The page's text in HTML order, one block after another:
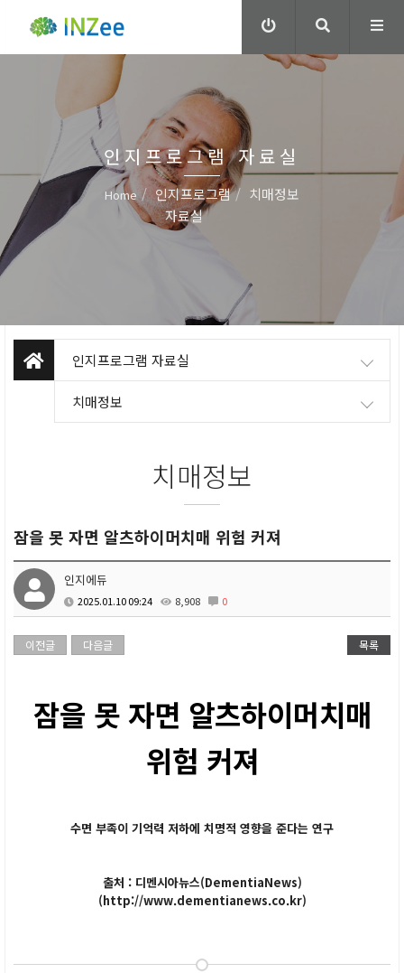
인지프로그램 자료실
Home
인지프로그램
자료실
치매정보
인지프로그램 자료실
치매정보
치매정보
잠을 못 자면 알츠하이머치매 위험 커져
인지에듀
2025.01.10 09:24 8,908 0
이전글 다음글 목록
잠을 못 자면 알츠하이머치매
위험 커져
수면 부족이 기억력 저하에 치명적 영향을 준다는 연구
출처 : 디멘시아뉴스(DementiaNews)
(http://www.dementianews.co.kr)